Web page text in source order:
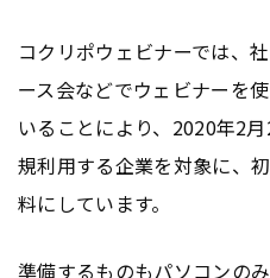
コクリポウェビナーでは、
ース会などでウェビナーを
いることにより、2020年2
規利用する企業を対象に、
料にしています。
準備するものもパソコンの